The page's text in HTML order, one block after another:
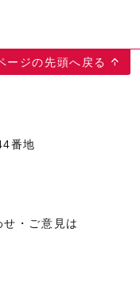
ージの先頭へ戻る
番地
・ご意見は